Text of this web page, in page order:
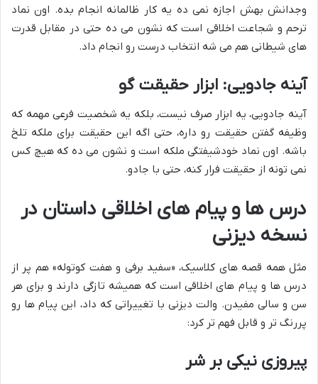
وجدانش بهش اجازه نمی ده یه کار ظالمانه انجام بده. اون نماد
ترحم و شجاعت اخلاقی است که نشون می ده حتی در مقابل قدرت
های شیطانی هم می شه انتخاب درست رو انجام داد.
آینه جادویی: ابزار حقیقت گو
آینه جادویی، یه ابزار صرف نیست، بلکه یه شخصیت فرعی مهمه که
وظیفه گفتن حقیقت رو داره، حتی اگه این حقیقت برای ملکه تلخ
باشه. اون نماد خودشیفتگی ملکه است و نشون می ده که هیچ کس
نمی تونه از حقیقت فرار کنه، حتی با جادو.
درس ها و پیام های اخلاقی داستان در
نسخه دیزنی
مثل همه قصه های کلاسیک، «سفید برفی و هفت کوتوله» هم پر از
درس ها و پیام های اخلاقی است که همیشه تازگی دارند و برای هر
سن و سالی مفیدن. والت دیزنی با تغییراتی که داد، این پیام ها رو
پررنگ تر و قابل فهم تر کرد:
پیروزی نیکی بر شر